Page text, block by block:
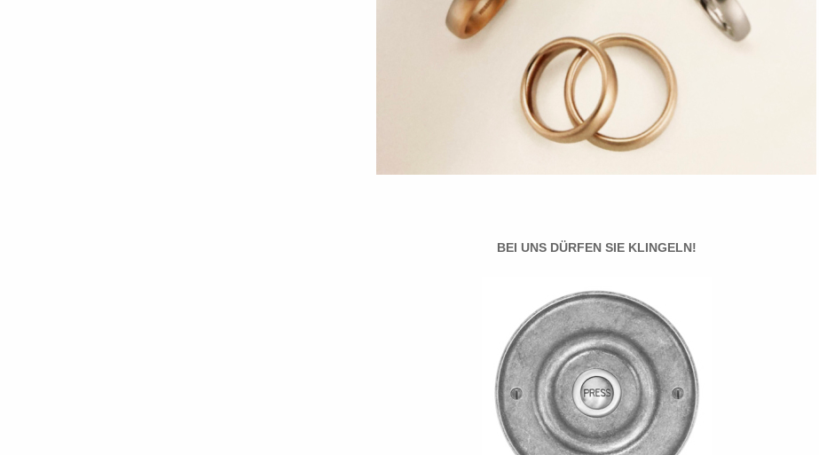
BEI UNS DÜRFEN SIE KLINGELN!